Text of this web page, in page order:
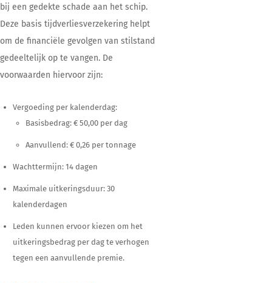
bij een gedekte schade aan het schip.
Deze basis tijdverliesverzekering helpt
om de financiële gevolgen van stilstand
gedeeltelijk op te vangen. De
voorwaarden hiervoor zijn:
Vergoeding per kalenderdag:
Basisbedrag: € 50,00 per dag
Aanvullend: € 0,26 per tonnage
Wachttermijn: 14 dagen
Maximale uitkeringsduur: 30
kalenderdagen
Leden kunnen ervoor kiezen om het
uitkeringsbedrag per dag te verhogen
tegen een aanvullende premie.